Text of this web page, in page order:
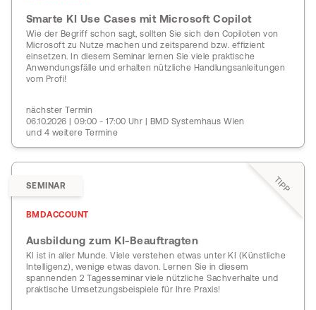
Smarte KI Use Cases mit Microsoft Copilot
Wie der Begriff schon sagt, sollten Sie sich den Copiloten von
Microsoft zu Nutze machen und zeitsparend bzw. effizient
einsetzen. In diesem Seminar lernen Sie viele praktische
Anwendungsfälle und erhalten nützliche Handlungsanleitungen
vom Profi!
nächster Termin
06.10.2026 | 09:00 - 17:00 Uhr | BMD Systemhaus Wien
und 4 weitere Termine
TIPP
SEMINAR
BMDACCOUNT
Ausbildung zum KI-Beauftragten
KI ist in aller Munde. Viele verstehen etwas unter KI (Künstliche
Intelligenz), wenige etwas davon. Lernen Sie in diesem
spannenden 2 Tagesseminar viele nützliche Sachverhalte und
praktische Umsetzungsbeispiele für Ihre Praxis!